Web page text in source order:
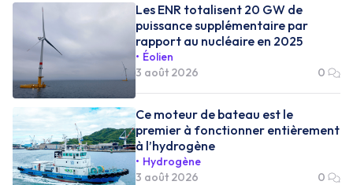
Les ENR totalisent 20 GW de
puissance supplémentaire par
rapport au nucléaire en 2025
Éolien
3 août 2026
0
Ce moteur de bateau est le
premier à fonctionner entièrement
à l’hydrogène
Hydrogène
3 août 2026
0